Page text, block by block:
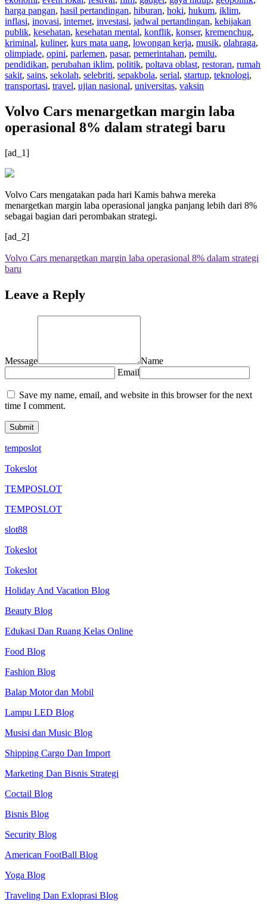
harga pangan, hasil pertandingan, hiburan, hoki, hukum, iklim,
inflasi, inovasi, internet, investasi, jadwal pertandingan, kebijakan
publik, kesehatan, kesehatan mental, konflik, konser, kremenchug,
kriminal, kuliner, kurs mata uang, lowongan kerja, musik, olahraga,
olimpiade, opini, parlemen, pasar, pemerintahan, pemilu,
pendidikan, perubahan iklim, politik, poltava oblast, restoran, rumah
sakit, sains, sekolah, selebriti, sepakbola, serial, startup, teknologi,
transportasi, travel, ujian nasional, universitas, vaksin
Volvo Cars menargetkan margin laba
operasional 8% dalam strategi baru
[ad_1]
Volvo Cars mengatakan pada hari Kamis bahwa mereka
menargetkan margin laba operasional jangka panjang lebih dari 8%
sebagai bagian dari perombakan strategi.
[ad_2]
Volvo Cars menargetkan margin laba operasional 8% dalam strategi
baru
Leave a Reply
Message
Name
Email
Save my name, email, and website in this browser for the next
time I comment.
temposlot
Tokeslot
TEMPOSLOT
TEMPOSLOT
slot88
Tokeslot
Tokeslot
Holiday And Vacation Blog
Beauty Blog
Edukasi Dan Ruang Kelas Online
Food Blog
Fashion Blog
Balap Motor dan Mobil
Lampu LED Blog
Musisi dan Music Blog
Shipping Cargo Dan Import
Marketing Dan Bisnis Strategi
Coctail Blog
Bisnis Blog
Security Blog
American FootBall Blog
Yoga Blog
Traveling Dan Exloprasi Blog